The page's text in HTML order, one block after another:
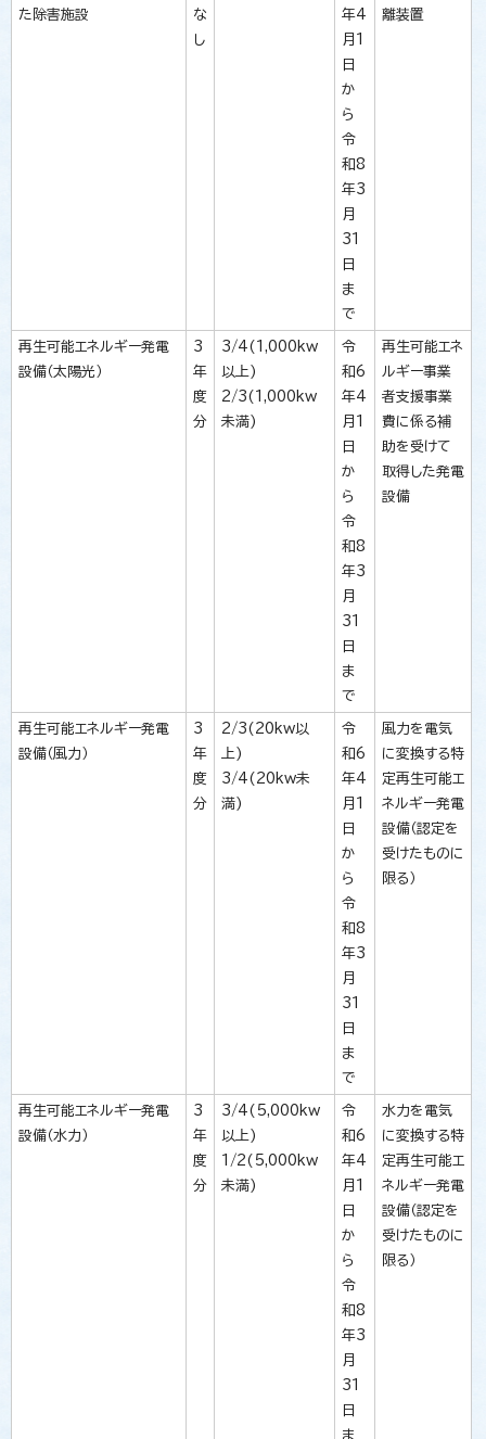
た除害施設
な
し
年4
月1
日
か
ら
令
和8
年3
月
31
日
ま
で
離装置
再生可能エネルギー発電
設備（太陽光）
3
年
度
分
3/4(1,000kw
以上)
2/3(1,000kw
未満)
令
和6
年4
月1
日
か
ら
令
和8
年3
月
31
日
ま
で
再生可能エネ
ルギー事業
者支援事業
費に係る補
助を受けて
取得した発電
設備
再生可能エネルギー発電
設備（風力）
3
年
度
分
2/3(20kw以
上)
3/4(20kw未
満)
令
和6
年4
月1
日
か
ら
令
和8
年3
月
31
日
ま
で
風力を電気
に変換する特
定再生可能エ
ネルギー発電
設備（認定を
受けたものに
限る）
再生可能エネルギー発電
設備（水力）
3
年
度
分
3/4(5,000kw
以上)
1/2(5,000kw
未満)
令
和6
年4
月1
日
か
ら
令
和8
年3
月
31
日
ま
水力を電気
に変換する特
定再生可能エ
ネルギー発電
設備（認定を
受けたものに
限る）